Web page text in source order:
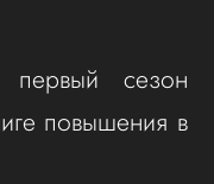
первый сезон
повышения в